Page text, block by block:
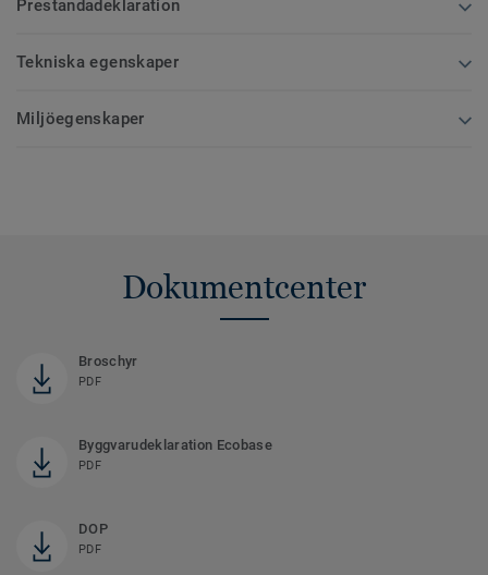
Prestandadeklaration
Tekniska egenskaper
Miljöegenskaper
Dokumentcenter
Broschyr
PDF
Byggvarudeklaration Ecobase
PDF
DOP
PDF